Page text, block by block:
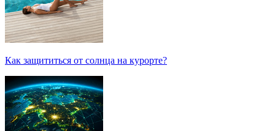
Как защититься от солнца на курорте?